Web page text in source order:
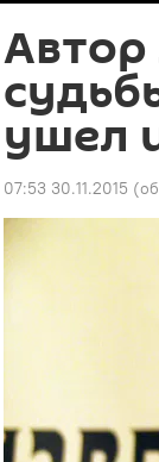
ушел
07:53 30.11.2015